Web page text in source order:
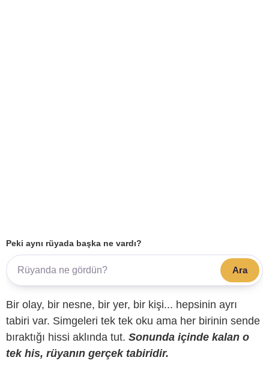
Peki aynı rüyada başka ne vardı?
Ara
Bir olay, bir nesne, bir yer, bir kişi... hepsinin ayrı
tabiri var. Simgeleri tek tek oku ama her birinin sende
bıraktığı hissi aklında tut. Sonunda içinde kalan o
tek his, rüyanın gerçek tabiridir.